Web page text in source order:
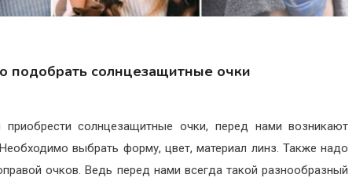
подобрать солнцезащитные очки
солнцезащитные очки, перед нами возникают
выбрать форму, цвет, материал линз. Также надо
очков. Ведь перед нами всегда такой разнообразный